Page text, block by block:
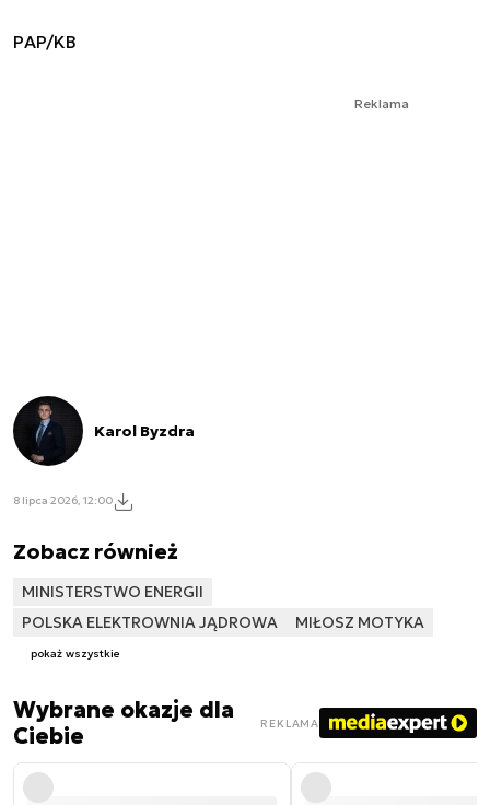
PAP/KB
Reklama
Karol Byzdra
8 lipca 2026, 12:00
Zobacz również
MINISTERSTWO ENERGII
POLSKA ELEKTROWNIA JĄDROWA
MIŁOSZ MOTYKA
pokaż wszystkie
Wybrane okazje dla
Ciebie
REKLAMA